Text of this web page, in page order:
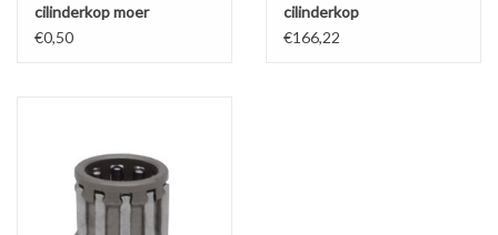
cilinderkop moer
€0,50
cilinderkop
€166,22